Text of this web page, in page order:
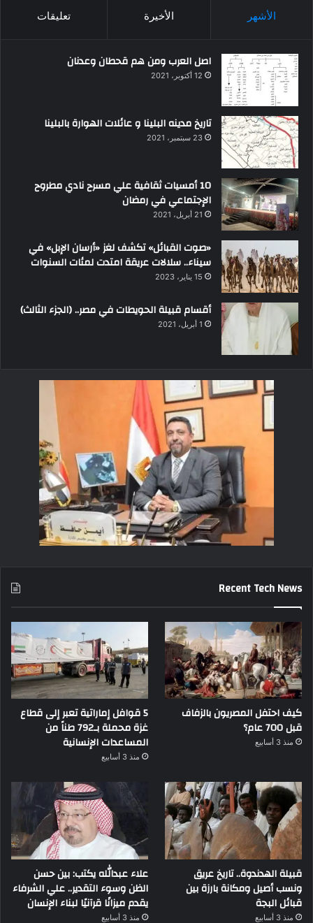
الأشهر الأخيرة تعليقات
اصل العرب ومن هم قحطان وعدنان
12 أكتوبر، 2021
تاريخ مدينه البلينا و عائلات الهوارة بالبلينا
23 سبتمبر، 2021
10 أمسيات ثقافية علي مسرح نادي مطروح
الإجتماعي في رمضان
21 أبريل، 2021
«صوت القبائل» تكشف لغز «أرسان الإبل» في
سيناء.. سلالات عريقة امتدت لمئات السنوات
15 يناير، 2023
أقسام قبيلة الحويطات في مصر.. (الجزء الثالث)
1 أبريل، 2021
Recent Tech News
كيف احتفل المصريون بالزفاف
قبل 700 عام؟
منذ 3 أسابيع
5 قوافل إماراتية تعبر إلى قطاع
غزة محملة بـ792 طناً من
المساعدات الإنسانية
منذ 3 أسابيع
قبيلة الهدندوة.. تاريخ عريق
ونسب أصيل ومكانة بارزة بين
قبائل البجة
منذ 3 أسابيع
علاء عبدالله يكتب: بين حسن
الظن وسوء التقدير.. علي الشرفاء
يقدم ميزانًا قرآنيًا لبناء الإنسان
منذ 3 أسابيع